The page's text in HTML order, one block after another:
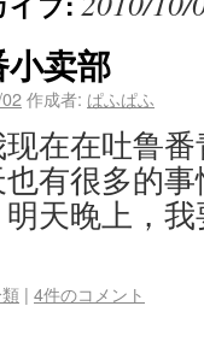
卖部
作成者: ぱふぱふ
在在吐鲁
有很多的
天晚上，
| 4件のコメント